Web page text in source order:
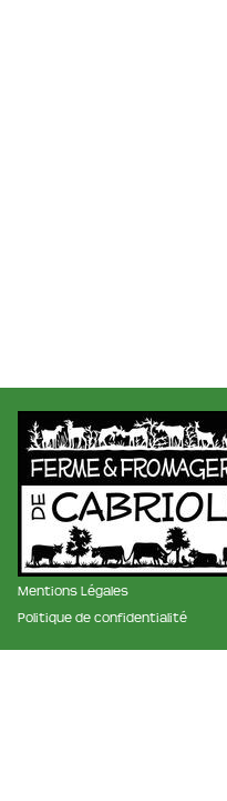
Mentions Légales
Politique de confidentialité